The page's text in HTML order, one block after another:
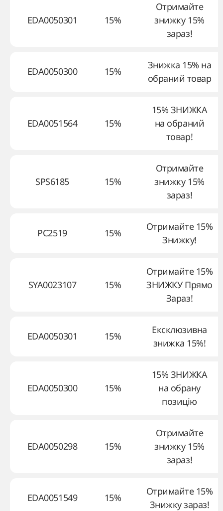
EDA0050301 15%
Отримайте
знижку 15%
зараз!
EDA0050300 15%
Знижка 15% на
обраний товар
EDA0051564 15%
15% ЗНИЖКА
на обраний
товар!
SPS6185 15%
Отримайте
знижку 15%
зараз!
PC2519 15%
Отримайте 15%
Знижку!
SYA0023107 15%
Отримайте 15%
ЗНИЖКУ Прямо
Зараз!
EDA0050301 15%
Ексклюзивна
знижка 15%!
EDA0050300 15%
15% ЗНИЖКА
на обрану
позицію
EDA0050298 15%
Отримайте
знижку 15%
зараз!
EDA0051549 15%
Отримайте 15%
Знижку зараз!